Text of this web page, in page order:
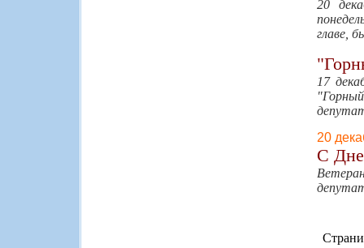
20
главе,
17
20
С